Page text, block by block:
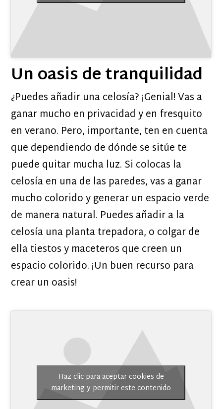
Un oasis de tranquilidad
¿Puedes añadir una celosía? ¡Genial! Vas a
ganar mucho en privacidad y en fresquito
en verano. Pero, importante, ten en cuenta
que dependiendo de dónde se sitúe te
puede quitar mucha luz. Si colocas la
celosía en una de las paredes, vas a ganar
mucho colorido y generar un espacio verde
de manera natural. Puedes añadir a la
celosía una planta trepadora, o colgar de
ella tiestos y maceteros que creen un
espacio colorido. ¡Un buen recurso para
crear un oasis!
Haz clic para aceptar cookies de
marketing y permitir este contenido